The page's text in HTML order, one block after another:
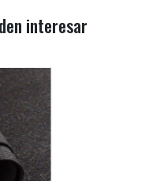
interesar